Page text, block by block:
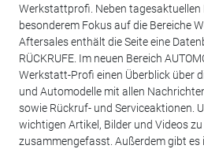
Werkstattprofi. Neben
besonderem Fokus auf die Bereiche
Aftersales enthält die Seite eine
RÜCKRUFE. Im neuen Bereich
Werkstatt-Profi einen Überblick über
und Automodelle mit allen
sowie Rückruf- und Serviceaktionen.
wichtigen Artikel, Bilder und Videos zu
zusammengefasst. Außerdem gibt es